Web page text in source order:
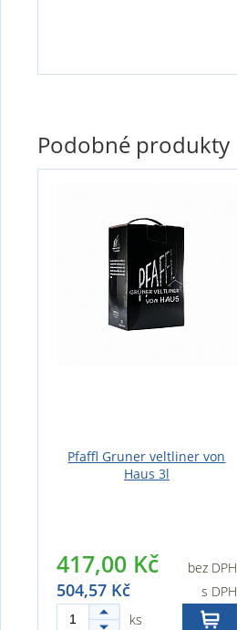
Podobné produkty
Pfaffl Gruner veltliner von
Haus 3l
417,00 Kč bez DPH
504,57 Kč
s DPH
ks